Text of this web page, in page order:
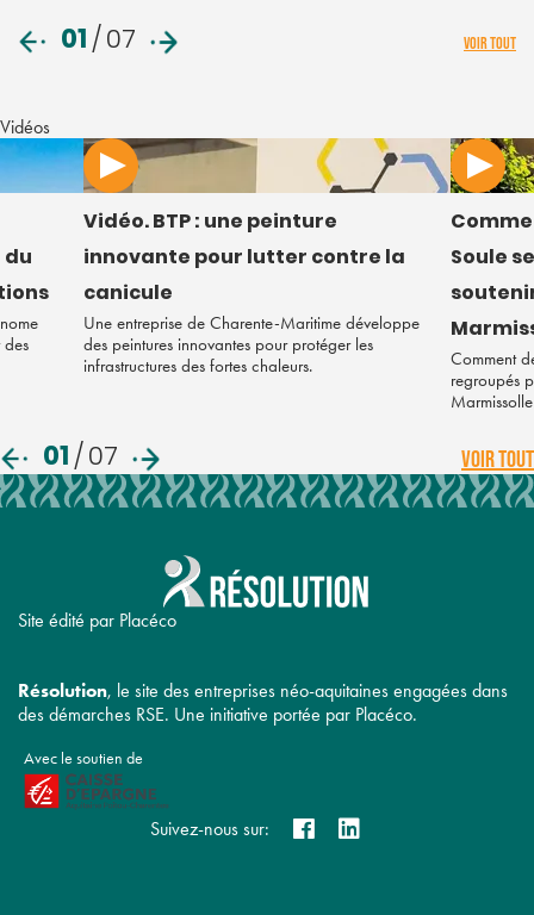
01/07 VOIR TOUT
Vidéos
des
Vidéo. BTP : une peinture
innovante pour lutter contre la
canicule
Une entreprise de Charente-Maritime développe
des peintures innovantes pour protéger les
infrastructures des fortes chaleurs.
Soule
Comment
regroupés
Marmissolle
01/07 VOIR TOUT
Site édité par Placéco
Résolution, le site des entreprises néo-aquitaines engagées dans
des démarches RSE. Une initiative portée par Placéco.
Avec le soutien de
Suivez-nous sur: